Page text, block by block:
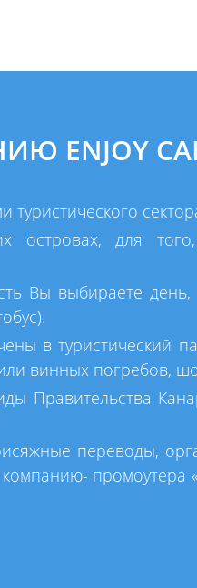
для
Вы выбираете день,
в туристический
винных погребов,
Правительства
переводы,
промоутера